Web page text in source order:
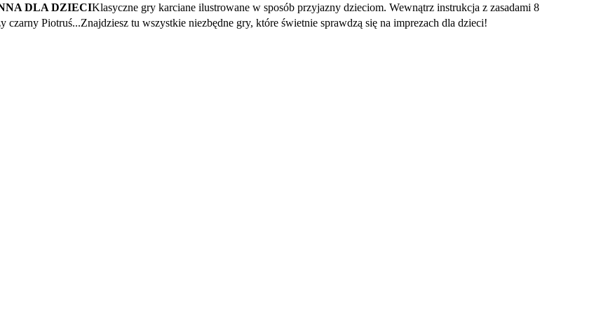
DLA DZIECIKlasyczne gry karciane ilustrowane w sposób przyjazny dzieciom. Wewnątrz instrukcja z zasadami 8
Piotruś...Znajdziesz tu wszystkie niezbędne gry, które świetnie sprawdzą się na imprezach dla dzieci!